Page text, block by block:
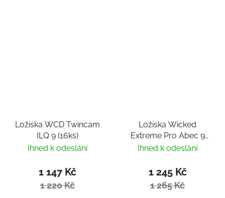
Ložiska WCD Twincam
ILQ 9 (16ks)
Ihned k odeslání
1 147 Kč
1 220 Kč
Ložiska Wicked
Extreme Pro Abec 9
(16ks)
Ihned k odeslání
1 245 Kč
1 265 Kč